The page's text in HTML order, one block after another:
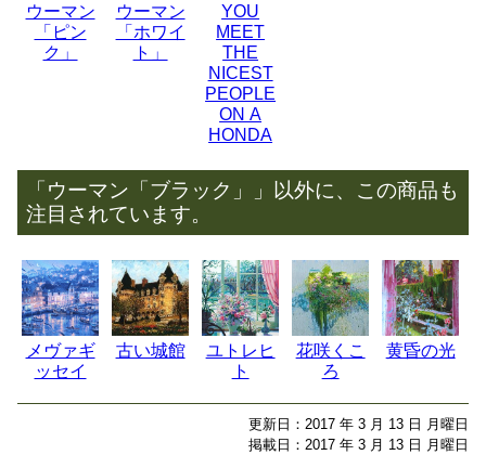
ウーマン
「ピン
ク」
ウーマン
「ホワイ
ト」
YOU
MEET
THE
NICEST
PEOPLE
ON A
HONDA
「ウーマン「ブラック」」以外に、この商品も
注目されています。
メヴァギ
ッセイ
古い城館
ユトレヒ
ト
花咲くこ
ろ
黄昏の光
更新日：2017 年 3 月 13 日 月曜日
掲載日：2017 年 3 月 13 日 月曜日